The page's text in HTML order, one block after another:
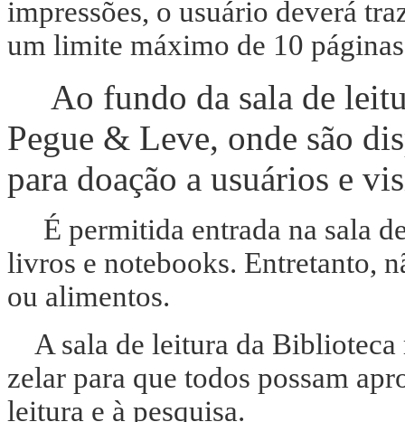
impressões, o usuário deverá
um limite máximo de 10
Ao fundo da sala de
Pegue & Leve, onde são
para doação a usuários e
É permitida entrada na sala
livros e notebooks. Entretanto, n
ou alimentos.
A sala de leitura da Biblioteca
zelar para que todos possam
leitura e à pesquisa.